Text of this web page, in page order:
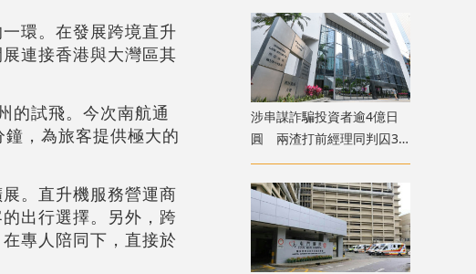
環。在發展跨境直升
連接香港與大灣區其
的試飛。今次南航通
，為旅客提供極大的
。直升機服務營運商
出行選擇。另外，跨
專人陪同下，直接於
涉串謀詐騙投資者逾4億日
圓 兩渣打前經理同判囚3
年